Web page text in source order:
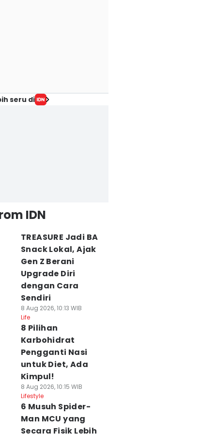
seru di
IDN
TREASURE Jadi BA
Snack Lokal, Ajak
Gen Z Berani
Upgrade Diri
dengan Cara
Sendiri
8 Aug 2026, 10:13 WIB
Life
8 Pilihan
Karbohidrat
Pengganti Nasi
untuk Diet, Ada
Kimpul!
8 Aug 2026, 10:15 WIB
Lifestyle
6 Musuh Spider-
Man MCU yang
Secara Fisik Lebih